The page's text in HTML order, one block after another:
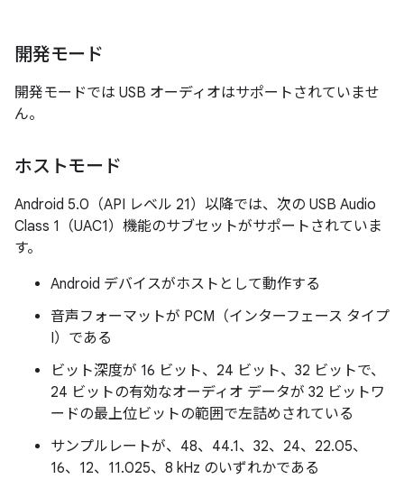
開発モード
開発モードでは USB オーディオはサポートされていませ
ん。
ホストモード
Android 5.0（API レベル 21）以降では、次の USB Audio
Class 1（UAC1）機能のサブセットがサポートされていま
す。
Android デバイスがホストとして動作する
音声フォーマットが PCM（インターフェース タイプ
I）である
ビット深度が 16 ビット、24 ビット、32 ビットで、
24 ビットの有効なオーディオ データが 32 ビットワ
ードの最上位ビットの範囲で左詰めされている
サンプルレートが、48、44.1、32、24、22.05、
16、12、11.025、8 kHz のいずれかである